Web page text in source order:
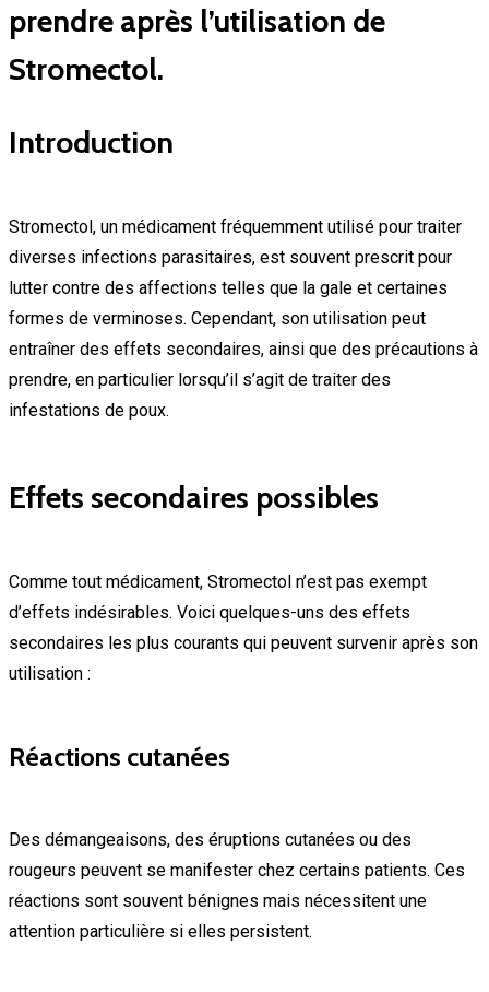
prendre après l’utilisation de
Stromectol.
Introduction
Stromectol, un médicament fréquemment utilisé pour traiter
diverses infections parasitaires, est souvent prescrit pour
lutter contre des affections telles que la gale et certaines
formes de verminoses. Cependant, son utilisation peut
entraîner des effets secondaires, ainsi que des précautions à
prendre, en particulier lorsqu’il s’agit de traiter des
infestations de poux.
Effets secondaires possibles
Comme tout médicament, Stromectol n’est pas exempt
d’effets indésirables. Voici quelques-uns des effets
secondaires les plus courants qui peuvent survenir après son
utilisation :
Réactions cutanées
Des démangeaisons, des éruptions cutanées ou des
rougeurs peuvent se manifester chez certains patients. Ces
réactions sont souvent bénignes mais nécessitent une
attention particulière si elles persistent.